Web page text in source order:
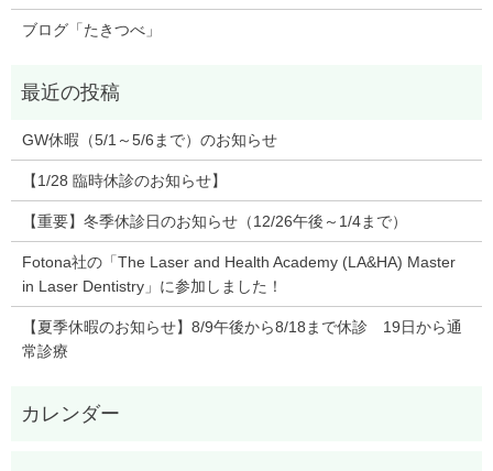
ブログ「たきつべ」
GW休暇（5/1～5/6まで）のお知らせ
【1/28 臨時休診のお知らせ】
【重要】冬季休診日のお知らせ（12/26午後～1/4まで）
Fotona社の「The Laser and Health Academy (LA&HA) Master
in Laser Dentistry」に参加しました！
【夏季休暇のお知らせ】8/9午後から8/18まで休診 19日から通
常診療